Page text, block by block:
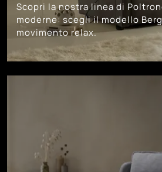
Scopri la nostra linea di
moderne: scegli il modello
movimento relax.